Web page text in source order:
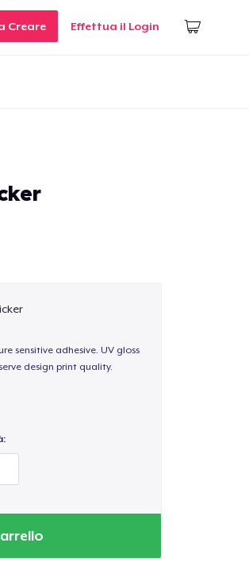
Creare Effettua il Login
sensitive adhesive. UV gloss
design print quality.